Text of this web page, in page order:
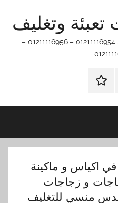
تعبئة وتغليف
اسعار ماكينات التعبئة والتغليف 01211116954 – 01211116956 –
اتـصـل
في
التي
في اكياس و ماكينة
و زجاجات
منسي للتغليف